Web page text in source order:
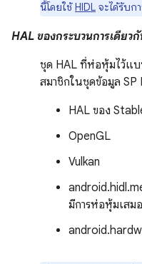
นี้โดยใช้HIDL จะได้รับก
HAL ของกระบวนการเดียว
ชุด HAL ที่ห่อหุ้มไว้แ
สมาชิกในชุดข้อมูล SP
HAL ของ
OpenGL
Vulkan
มีการห่อหุ้มเสม